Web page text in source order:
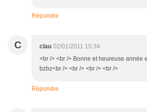
Répondre
C clau 02/01/2011 15:34
<br /> <br /> Bonne et heureuse année
bzbz<br /> <br /> <br /> <br />
Répondre